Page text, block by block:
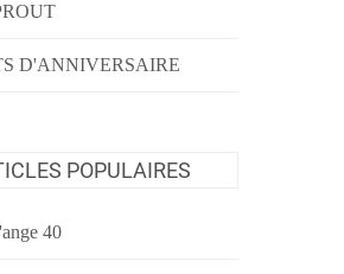
D'ANNIVERSAIRE
POPULAIRES
40